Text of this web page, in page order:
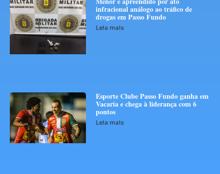
infracional análogo ao tráfico de
drogas em Passo Fundo
Leia mais
Esporte Clube Passo Fundo ganha em
Vacaria e chega à liderança com 6
pontos
Leia mais